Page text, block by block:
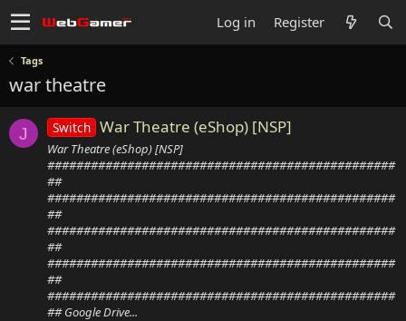
Log in Register
Tags
war theatre
J Switch War Theatre (eShop) [NSP]
War Theatre (eShop) [NSP]
################################################
##
################################################
##
################################################
##
################################################
##
################################################
## Google Drive...